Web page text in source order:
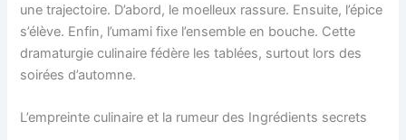
une trajectoire. D’abord, le moelleux rassure. Ensuite, l’épice
s’élève. Enfin, l’umami fixe l’ensemble en bouche. Cette
dramaturgie culinaire fédère les tablées, surtout lors des
soirées d’automne.
L’empreinte culinaire et la rumeur des Ingrédients secrets